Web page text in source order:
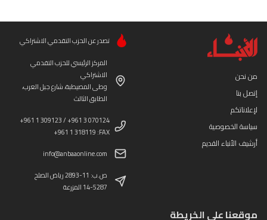
من نحن
إتصل بنا
لإعلاناتكم
سياسة الخصوصية
أرشيف الأنباء القديم
تصدر عن الحزب التقدمي الاشتراكي
المركز الرئيسي للحزب التقدمي
الاشتراكي
وطى المصيطبة، شارع جبل العرب،
الطابق الثالث
+961 1 309123 / +961 3 070124
+961 1 318119 :FAX
info@anbaaonline.com
ص.ب: 11-2893 رياض الصلح
14-5287 المزرعة
موقعنا على الخريطة